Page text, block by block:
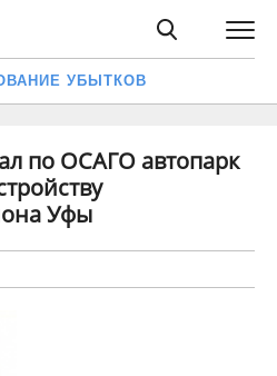
УБЫТКОВ
по ОСАГО автопарк
Уфы